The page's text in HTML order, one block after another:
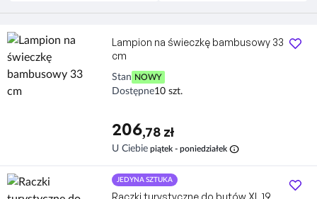
Lampion na świeczkę bambusowy 33
cm
Stan NOWY
Dostępne10 szt.
206,78 zł
U Ciebie piątek - poniedziałek info
JEDYNA SZTUKA
Raczki turystyczne do butów XL 19